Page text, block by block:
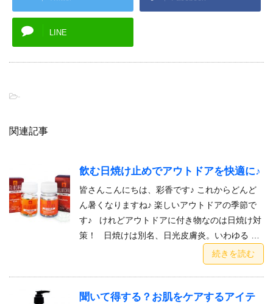
LINE
-
関連記事
飲む日焼け止めでアウトドアを快適に♪
皆さんこんにちは、彩香です♪ これからどんど
ん暑くなりますね♪ 楽しいアウトドアの季節で
す♪ けれどアウトドアに付き物なのは日焼け対
策！ 日焼けは別名、日光皮膚炎。いわゆる …
続きを読む
聞いて得する？お肌をケアするアイテ